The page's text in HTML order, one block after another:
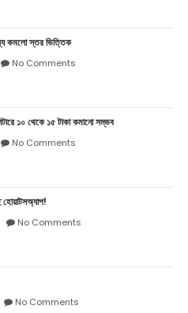
কমলো স্তর ভিত্তিক
No Comments
১০ থেকে ১৫ টাকা কমানো সম্ভব
No Comments
হোয়াটসঅ্যাপ!
No Comments
No Comments